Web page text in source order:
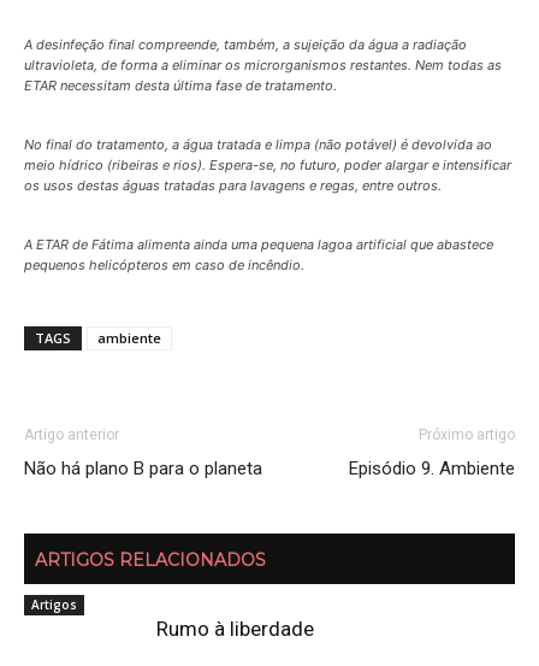
A desinfeção final compreende, também, a sujeição da água a radiação
ultravioleta, de forma a eliminar os microrganismos restantes. Nem todas as
ETAR necessitam desta última fase de tratamento.
No final do tratamento, a água tratada e limpa (não potável) é devolvida ao
meio hídrico (ribeiras e rios). Espera-se, no futuro, poder alargar e intensificar
os usos destas águas tratadas para lavagens e regas, entre outros.
A ETAR de Fátima alimenta ainda uma pequena lagoa artificial que abastece
pequenos helicópteros em caso de incêndio.
TAGS ambiente
Artigo anterior
Não há plano B para o planeta
Próximo artigo
Episódio 9. Ambiente
ARTIGOS RELACIONADOS
Artigos
Rumo à liberdade